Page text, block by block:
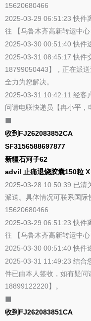
15620680466
2025-03-29 06:51:23 快件
往 【乌鲁木齐高新转运中
2025-03-30 00:51:40 快件
2025-03-31 08:45:17 快件
18799050443】，正在派
全力为您解决。
2025-03-31 10:42:11 经客
问请电联快递员【冉小平，
收到FJ262083852CA
SF3156588697877
新疆石河子62
advil 止痛退烧胶囊150粒
2025-03-28 10:50:39 已清
派送。具体情况可联系国际
15620680466
2025-03-29 06:51:23 快件
往 【乌鲁木齐高新转运中
2025-03-30 00:51:40 快件
2025-03-31 11:49:23 结合
件已由本人签收，如有疑问
18899122220】。
收到FJ262083851CA